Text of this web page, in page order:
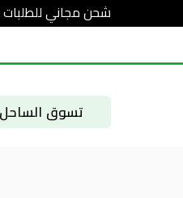
شحن مجاني للطلبات التي
تسوق الساحل